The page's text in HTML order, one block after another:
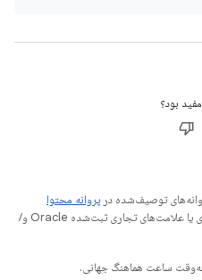
بود؟
توصیف‌شده در پروانه محتوا
هستند. جاوا و OpenJDK علامت‌های تجاری یا علامت‌های تجاری ثبت‌شده Oracle و/